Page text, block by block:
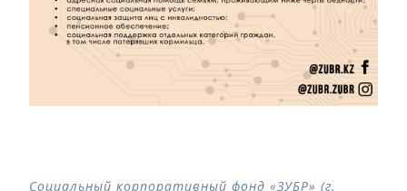
Социальный корпоративный фонд «ЗУБР» (г.